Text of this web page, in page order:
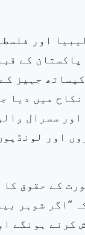
اور
کے
جہیز
میں دیا
سسرال
اور
کے حقوق کا
”اگر شوہر
کرنے ہونگے